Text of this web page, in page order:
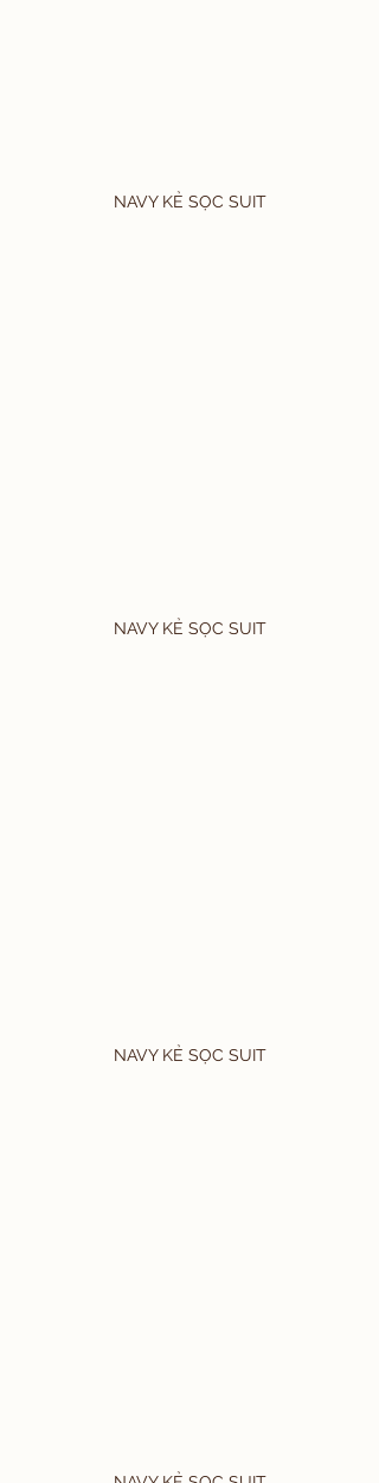
NAVY KẺ SỌC SUIT
NAVY KẺ SỌC SUIT
NAVY KẺ SỌC SUIT